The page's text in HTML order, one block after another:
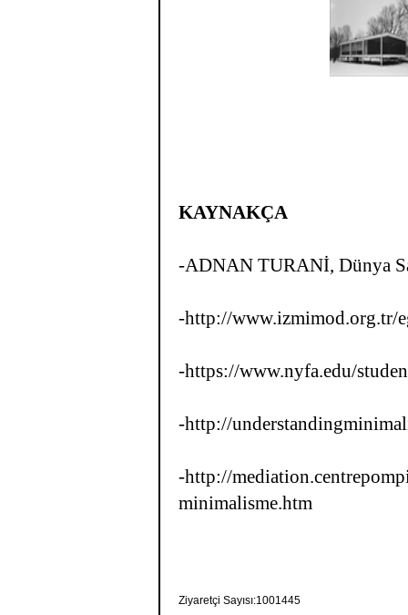
KAYNAKÇA
-ADNAN TURANİ, Dünya
-http://www.izmimod.org.tr/
-https://www.nyfa.edu/
-http://
-http://
minimalisme.htm
Ziyaretçi Sayısı:1001445